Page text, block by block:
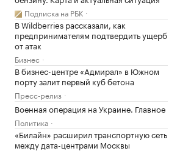
Подписка на РБК
В Wildberries рассказали, как
предпринимателям подтвердить ущерб
от атак
Бизнес
В бизнес-центре «Адмирал» в Южном
порту залит первый куб бетона
Пресс-релиз
Военная операция на Украине. Главное
Политика
«Билайн» расширил транспортную сеть
между дата-центрами Москвы